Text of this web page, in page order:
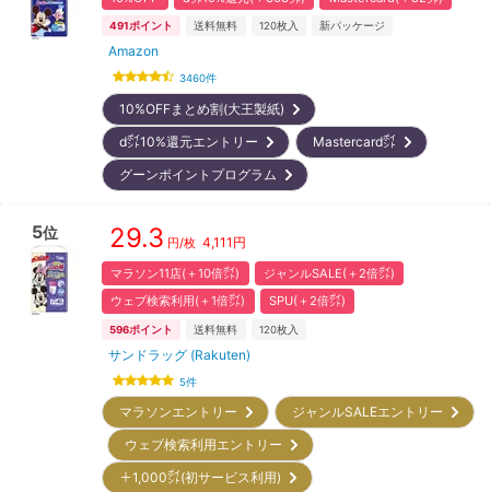
491ポイント 送料無料 120枚入 新パッケージ
Amazon
3460件
10%OFFまとめ割(大王製紙)
d㌽10%還元エントリー
Mastercard㌽
グーンポイントプログラム
5位 29.3 円/枚 4,111 円
マラソン11店(＋10倍㌽)
ジャンルSALE(＋2倍㌽)
ウェブ検索利用(＋1倍㌽)
SPU(＋2倍㌽)
596ポイント 送料無料 120枚入
サンドラッグ (Rakuten)
5件
マラソンエントリー
ジャンルSALEエントリー
ウェブ検索利用エントリー
＋1,000㌽(初サービス利用)